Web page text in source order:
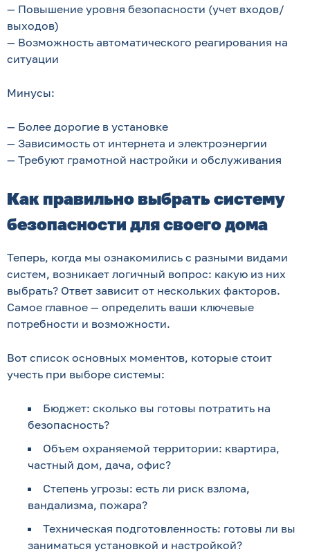
— Повышение уровня безопасности (учет входов/
выходов)
— Возможность автоматического реагирования на
ситуации
Минусы:
— Более дорогие в установке
— Зависимость от интернета и электроэнергии
— Требуют грамотной настройки и обслуживания
Как правильно выбрать систему
безопасности для своего дома
Теперь, когда мы ознакомились с разными видами
систем, возникает логичный вопрос: какую из них
выбрать? Ответ зависит от нескольких факторов.
Самое главное — определить ваши ключевые
потребности и возможности.
Вот список основных моментов, которые стоит
учесть при выборе системы:
Бюджет: сколько вы готовы потратить на
безопасность?
Объем охраняемой территории: квартира,
частный дом, дача, офис?
Степень угрозы: есть ли риск взлома,
вандализма, пожара?
Техническая подготовленность: готовы ли вы
заниматься установкой и настройкой?